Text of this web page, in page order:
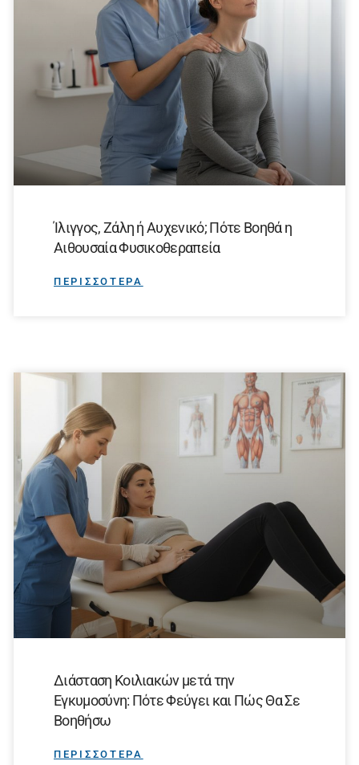
Ίλιγγος, Ζάλη ή Αυχενικό; Πότε Βοηθά η
Αιθουσαία Φυσικοθεραπεία
ΠΕΡΙΣΣΟΤΕΡΑ
Διάσταση Κοιλιακών μετά την
Εγκυμοσύνη: Πότε Φεύγει και Πώς Θα Σε
Βοηθήσω
ΠΕΡΙΣΣΟΤΕΡΑ